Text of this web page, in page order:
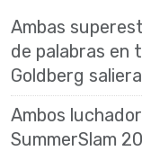
Ambas
de palabras en
Goldberg
Ambos
SummerSlam